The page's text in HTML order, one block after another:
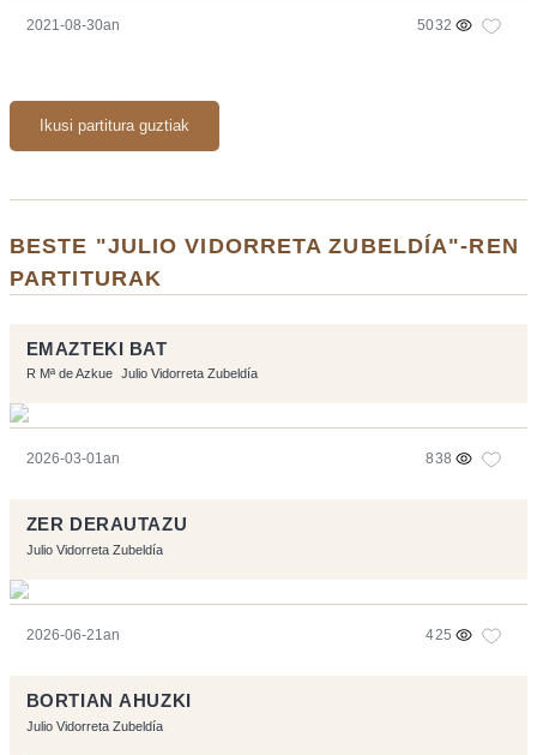
2021-08-30an 5032
Ikusi partitura guztiak
BESTE "JULIO VIDORRETA ZUBELDÍA"-REN
PARTITURAK
EMAZTEKI BAT
R Mª de Azkue Julio Vidorreta Zubeldía
2026-03-01an 838
ZER DERAUTAZU
Julio Vidorreta Zubeldía
2026-06-21an 425
BORTIAN AHUZKI
Julio Vidorreta Zubeldía